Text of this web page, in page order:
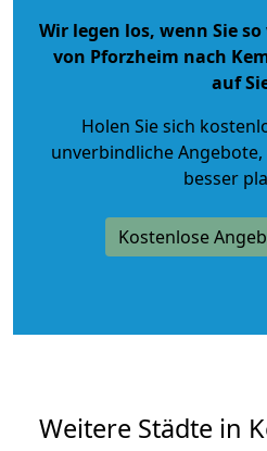
Wir legen los, wenn Sie
von Pforzheim nach
auf
Holen Sie sich
unverbindliche Angebote
besser
Kostenlose
Weitere Städte in